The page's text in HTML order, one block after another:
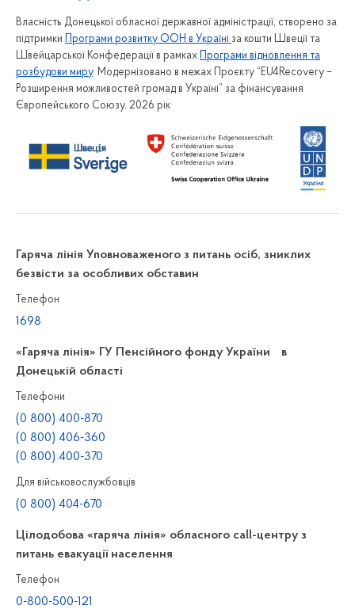
Власність Донецької обласної державної адміністрації, створено за
підтримки
Програми розвитку ООН в Україні за кошти Швеції та
Швейцарської Конфедерації в рамках
Програми відновлення та
розбудови миру. Модернізовано в межах Проєкту “EU4Recovery –
Розширення можливостей громад в Україні” за фінансування
Європейського Союзу. 2026 рік
Гаряча лінія Уповноваженого з питань осіб, зниклих
безвісти за особливих обставин
Телефон
1698
«Гаряча лінія» ГУ Пенсійного фонду України в
Донецькій області
Телефони
(0 800) 400-870
(0 800) 406-360
(0 800) 400-370
Для військовослужбовців
(0 800) 404-670
Цілодобова «гаряча лінія» обласного call-центру з
питань евакуації населення
Телефон
0-800-500-121